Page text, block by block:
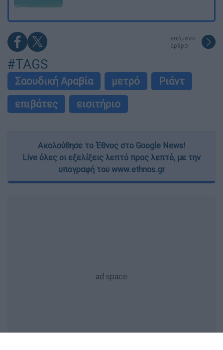
επόμενο
άρθρο
#TAGS
Σαουδική Αραβία μετρό
Ριάντ
επιβάτες
εισιτήριο
Ακολούθησε το Έθνος στο Google News!
Live όλες οι εξελίξεις λεπτό προς λεπτό, με την
υπογραφή του www.ethnos.gr